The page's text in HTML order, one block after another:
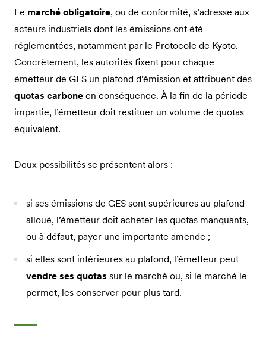
Le marché obligatoire, ou de conformité, s’adresse aux
acteurs industriels dont les émissions ont été
réglementées, notamment par le Protocole de Kyoto.
Concrètement, les autorités fixent pour chaque
émetteur de GES un plafond d’émission et attribuent des
quotas carbone en conséquence. À la fin de la période
impartie, l’émetteur doit restituer un volume de quotas
équivalent.
Deux possibilités se présentent alors :
si ses émissions de GES sont supérieures au plafond
alloué, l’émetteur doit acheter les quotas manquants,
ou à défaut, payer une importante amende ;
si elles sont inférieures au plafond, l’émetteur peut
vendre ses quotas sur le marché ou, si le marché le
permet, les conserver pour plus tard.